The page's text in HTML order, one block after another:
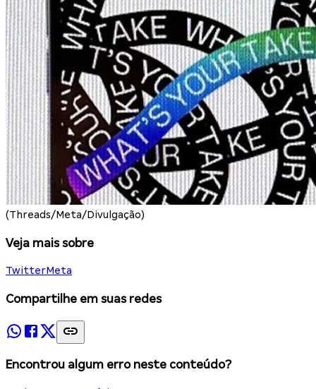
(Threads/Meta/Divulgação)
Veja mais sobre
TwitterMeta
Compartilhe em suas redes
Encontrou algum erro neste conteúdo?